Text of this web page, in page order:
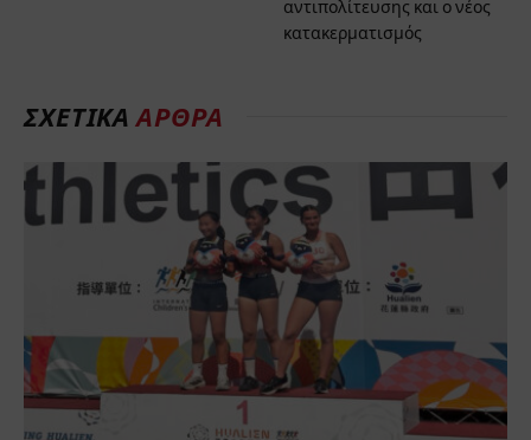
αντιπολίτευσης και ο νέος
κατακερματισμός
ΣΧΕΤΙΚΆΆΡΘΡΑ